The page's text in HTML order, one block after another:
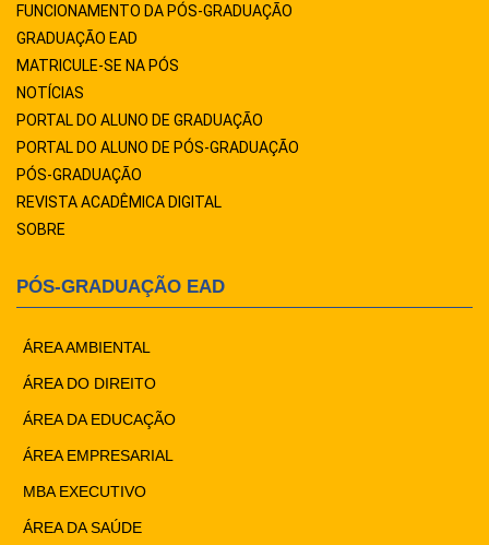
FUNCIONAMENTO DA PÓS-GRADUAÇÃO
GRADUAÇÃO EAD
MATRICULE-SE NA PÓS
NOTÍCIAS
PORTAL DO ALUNO DE GRADUAÇÃO
PORTAL DO ALUNO DE PÓS-GRADUAÇÃO
PÓS-GRADUAÇÃO
REVISTA ACADÊMICA DIGITAL
SOBRE
PÓS-GRADUAÇÃO EAD
ÁREA AMBIENTAL
ÁREA DO DIREITO
ÁREA DA EDUCAÇÃO
ÁREA EMPRESARIAL
MBA EXECUTIVO
ÁREA DA SAÚDE